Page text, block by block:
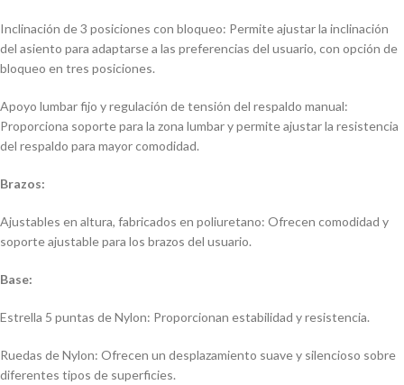
Inclinación de 3 posiciones con bloqueo: Permite ajustar la inclinación
del asiento para adaptarse a las preferencias del usuario, con opción de
bloqueo en tres posiciones.
Apoyo lumbar fijo y regulación de tensión del respaldo manual:
Proporciona soporte para la zona lumbar y permite ajustar la resistencia
del respaldo para mayor comodidad.
Brazos:
Ajustables en altura, fabricados en poliuretano: Ofrecen comodidad y
soporte ajustable para los brazos del usuario.
Base:
Estrella 5 puntas de Nylon: Proporcionan estabilidad y resistencia.
Ruedas de Nylon: Ofrecen un desplazamiento suave y silencioso sobre
diferentes tipos de superficies.